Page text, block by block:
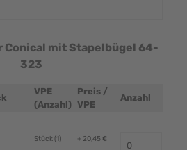
Conical mit Stapelbügel 64-
323
VPE
(Anzahl)
Preis /
VPE
Anzahl
Stück (1) + 20,45 €